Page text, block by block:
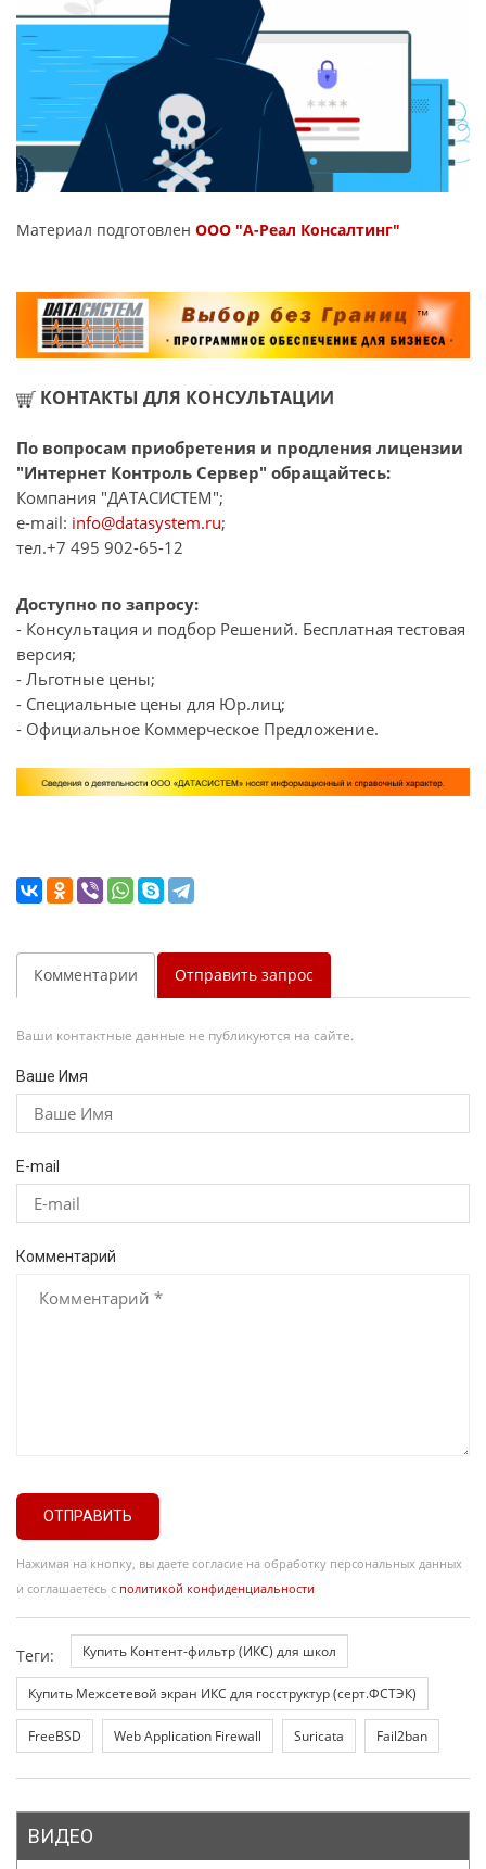
Материал подготовлен ООО "А-Реал Консалтинг"
КОНТАКТЫ ДЛЯ КОНСУЛЬТАЦИИ
По вопросам приобретения и продления лицензии
"Интернет Контроль Сервер" обращайтесь:
Компания "ДАТАСИСТЕМ";
e-mail: info@datasystem.ru;
тел.+7 495 902-65-12
Доступно по запросу:
- Консультация и подбор Решений. Бесплатная тестовая
версия;
- Льготные цены;
- Специальные цены для Юр.лиц;
- Официальное Коммерческое Предложение.
Комментарии Отправить запрос
Ваши контактные данные не публикуются на сайте.
Ваше Имя
E-mail
Комментарий
ОТПРАВИТЬ
Нажимая на кнопку, вы даете согласие на обработку персональных данных
и соглашаетесь с политикой конфиденциальности
Теги: Купить Контент-фильтр (ИКС) для школ
Купить Межсетевой экран ИКС для госструктур (серт.ФСТЭК)
FreeBSD Web Application Firewall Suricata Fail2ban
ВИДЕО